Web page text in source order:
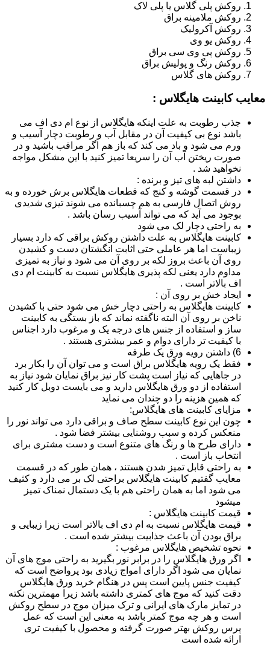
روکش پلی گلاس یا پلی لاک
روکش ملامینه براق
روکش آکرولیک
روکش یو وی
روکش پی وی سی براق
روکش رنگ و پولیش براق
روکش های گلاس
معایب کابینت هایگلاس :
جذب رطوبت به علت اینکه هایگلاس از نوع ام دی اف می
باشد نوع بی کیفیت آن در مقابل آب و رطوبت دچار آسیب و
ورم می شود و باد می کند که باز هم اگر مراقب باشید و در
صورت ریختن آب آن را سریعا تمیز کنید با این مشکل مواجه
نخواهید شد .
داشتن لبه های تیز و برنده :
در قسمت گوشه و کنج که قطعات هایگلاس برش خورده و به
روش اتصال فارسی به هم چسبانده می شوند تیزی شدیدی
بوجود می آید که می تواند آسیب رسان باشد .
به راحتی دچار لک می شود
کابینت هایگلاس به علت داشتن روکش براقی که دارد بسیار
زیباست اما هر عاملی حتی اثابت انگشتان دست و کشیدن
روی آن باعث بروز لکه بر روی آن می شود و نیاز به تمیزی
مداوم دارد یعنی لکه پذیری هایگلاس نسبت به کابینت ام دی
اف بالاتر است .
ایجاد خش بر روی آن :
کابینت هایگلاس به راحتی دچار خش می شود حتی با کشیدن
ناخن بر روی آن البته ناگفته نماند که باز بستگی به کابینت
ساز و استفاده از جنس های درجه یک و مرغوب دارد اجناس
با کیفیت تر دارای دوام و عمر بیشتری هستند .
6) داشتن رویه ورق یک طرفه
فقط یک رویه هایگلاس براق است و می توان آن را بکار برد
در جاهایی که نیاز است پشت کار نیز براق نمایان شود نیاز به
استفاده از دو ورق هایگلاس دارید و می بایست دوبل کار کنید
که همین هزینه را دو چندان می نماید
مزایای کابینت های هایگلاس:
چون این نوع کابینت سطح صاف و براقی دارد می تواند نور را
منعکس کرده و سبب روشنایی بیشتر فضا شود .
دارای طرح ها و رنگ های متنوع است و دست مشتری برای
انتخاب باز است .
به راحتی قابل تمیز شدن هستند ، همان طور که در قسمت
معایب گفتیم کابینت هایگلاس براحتی لک بر می دارد و کثیف
می شود اما به همان راحتی هم با یک دستمال نمناک تمیز
میشود
قیمت کابینت هایگلاس :
قیمت هایگلاس نسبت به ام دی اف بالاتر است زیرا زیبایی و
براق بودن آن باعث جذابیت بیشتر شده است .
نحوه تشخیص هایگلاس مرغوب :
اگر ورق هایگلاس را در برابر نور بگیرید به راحتی موج های آن
نمایان می شود اگر دارای امواج زیادی بود پرواضح است که
کیفیت جنس پایین است پس در هنگام خرید ورق هایگلاس
دقت کنید که موج های کمتری داشته باشد زیرا مهمترین نکته
در تمایز مارک های ایرانی و ترک میزان موج در سطح روکش
است و هر چه موج کمتر باشد به معنی این است که عمل
پرس روکش بهتر صورت گرفته و محصول با کیفیت تری
ارائه شده است